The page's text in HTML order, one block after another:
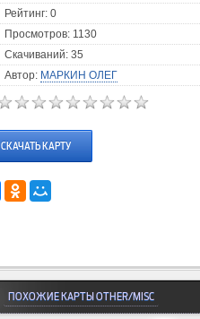
Рейтинг: 0
Просмотров: 1130
Скачиваний: 35
Автор: МАРКИН ОЛЕГ
СКАЧАТЬ КАРТУ
ПОХОЖИЕ КАРТЫ OTHER/MISC